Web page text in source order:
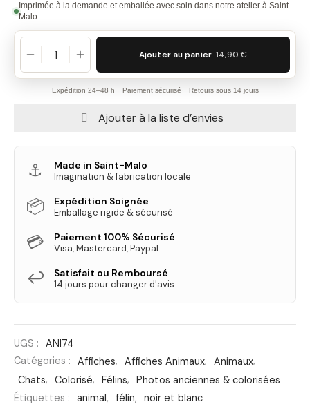
Imprimée à la demande et emballée avec soin dans notre atelier à Saint-
Malo
Ajouter au panier· 14,90 €
Expédition 24–48 h Paiement sécurisé Retours sous 14 jours
Ajouter à la liste d’envies
⚓ Made in Saint-Malo
Imagination & fabrication locale
📦 Expédition Soignée
Emballage rigide & sécurisé
💳 Paiement 100% Sécurisé
Visa, Mastercard, Paypal
↩️ Satisfait ou Remboursé
14 jours pour changer d'avis
UGS :
ANI74
Catégories :
Affiches, Affiches Animaux, Animaux,
Chats, Colorisé, Félins,
Photos anciennes & colorisées
Étiquettes :
animal , félin, noir et blanc